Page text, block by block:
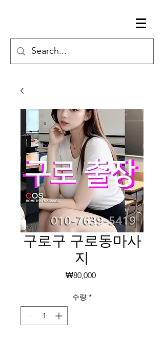
구로구 구로동마사
지
₩80,000가
수량 *